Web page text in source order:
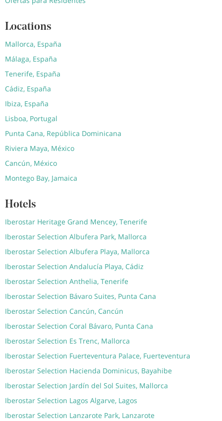
Locations
Mallorca, España
Málaga, España
Tenerife, España
Cádiz, España
Ibiza, España
Lisboa, Portugal
Punta Cana, República Dominicana
Riviera Maya, México
Cancún, México
Montego Bay, Jamaica
Hotels
Iberostar Heritage Grand Mencey, Tenerife
Iberostar Selection Albufera Park, Mallorca
Iberostar Selection Albufera Playa, Mallorca
Iberostar Selection Andalucía Playa, Cádiz
Iberostar Selection Anthelia, Tenerife
Iberostar Selection Bávaro Suites, Punta Cana
Iberostar Selection Cancún, Cancún
Iberostar Selection Coral Bávaro, Punta Cana
Iberostar Selection Es Trenc, Mallorca
Iberostar Selection Fuerteventura Palace, Fuerteventura
Iberostar Selection Hacienda Dominicus, Bayahibe
Iberostar Selection Jardín del Sol Suites, Mallorca
Iberostar Selection Lagos Algarve, Lagos
Iberostar Selection Lanzarote Park, Lanzarote